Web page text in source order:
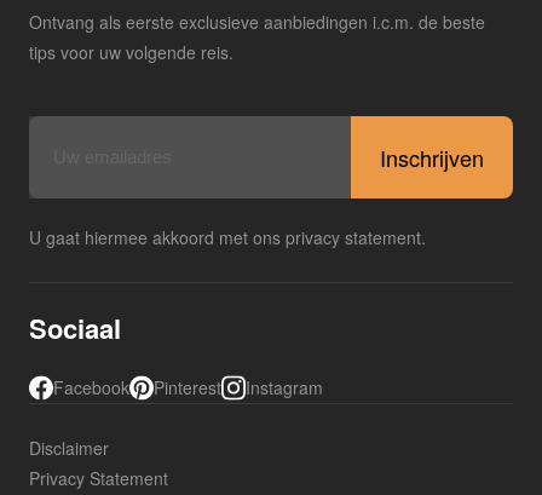
Ontvang als eerste exclusieve aanbiedingen i.c.m. de beste
tips voor uw volgende reis.
U gaat hiermee akkoord met ons privacy statement.
Sociaal
Facebook Pinterest Instagram
Disclaimer
Privacy Statement